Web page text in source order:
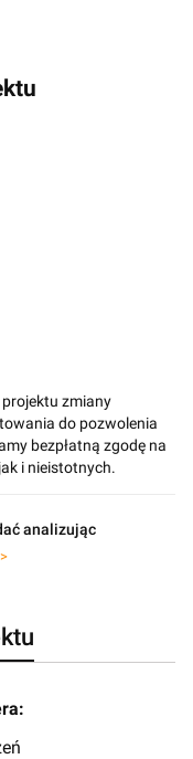
zmiany
do pozwolenia
bezpłatną zgodę na
i nieistotnych.
analizując